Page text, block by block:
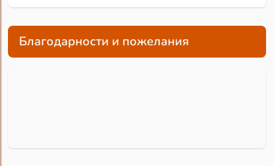
Благодарности и пожелания